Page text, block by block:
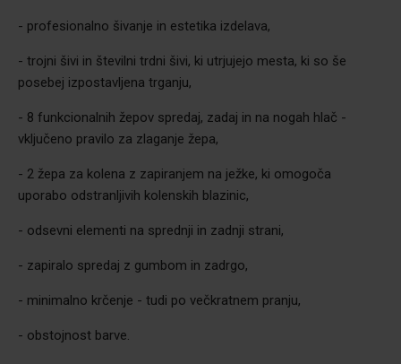
- profesionalno šivanje in estetika izdelava,
- trojni šivi in številni trdni šivi, ki utrjujejo mesta, ki so še
posebej izpostavljena trganju,
- 8 funkcionalnih žepov spredaj, zadaj in na nogah hlač -
vključeno pravilo za zlaganje žepa,
- 2 žepa za kolena z zapiranjem na ježke, ki omogoča
uporabo odstranljivih kolenskih blazinic,
- odsevni elementi na sprednji in zadnji strani,
- zapiralo spredaj z gumbom in zadrgo,
- minimalno krčenje - tudi po večkratnem pranju,
- obstojnost barve.